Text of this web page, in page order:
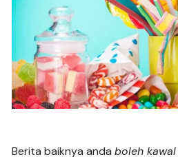
Berita baiknya andaboleh kawal